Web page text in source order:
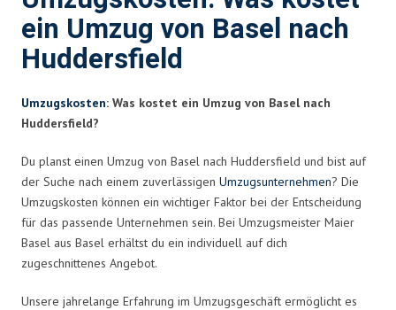
ein Umzug von Basel nach
Huddersfield
Umzugskosten: Was kostet ein Umzug von Basel nach
Huddersfield?
Du planst einen Umzug von Basel nach Huddersfield und bist auf
der Suche nach einem zuverlässigen Umzugsunternehmen? Die
Umzugskosten können ein wichtiger Faktor bei der Entscheidung
für das passende Unternehmen sein. Bei Umzugsmeister Maier
Basel aus Basel erhältst du ein individuell auf dich
zugeschnittenes Angebot.
Unsere jahrelange Erfahrung im Umzugsgeschäft ermöglicht es